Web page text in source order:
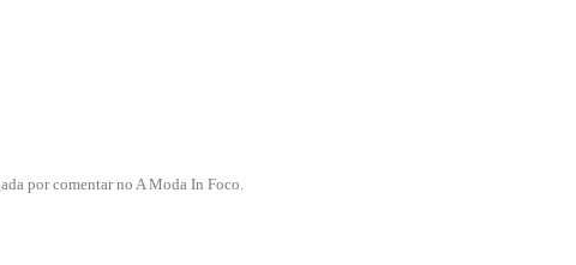
por comentar no A Moda In Foco.